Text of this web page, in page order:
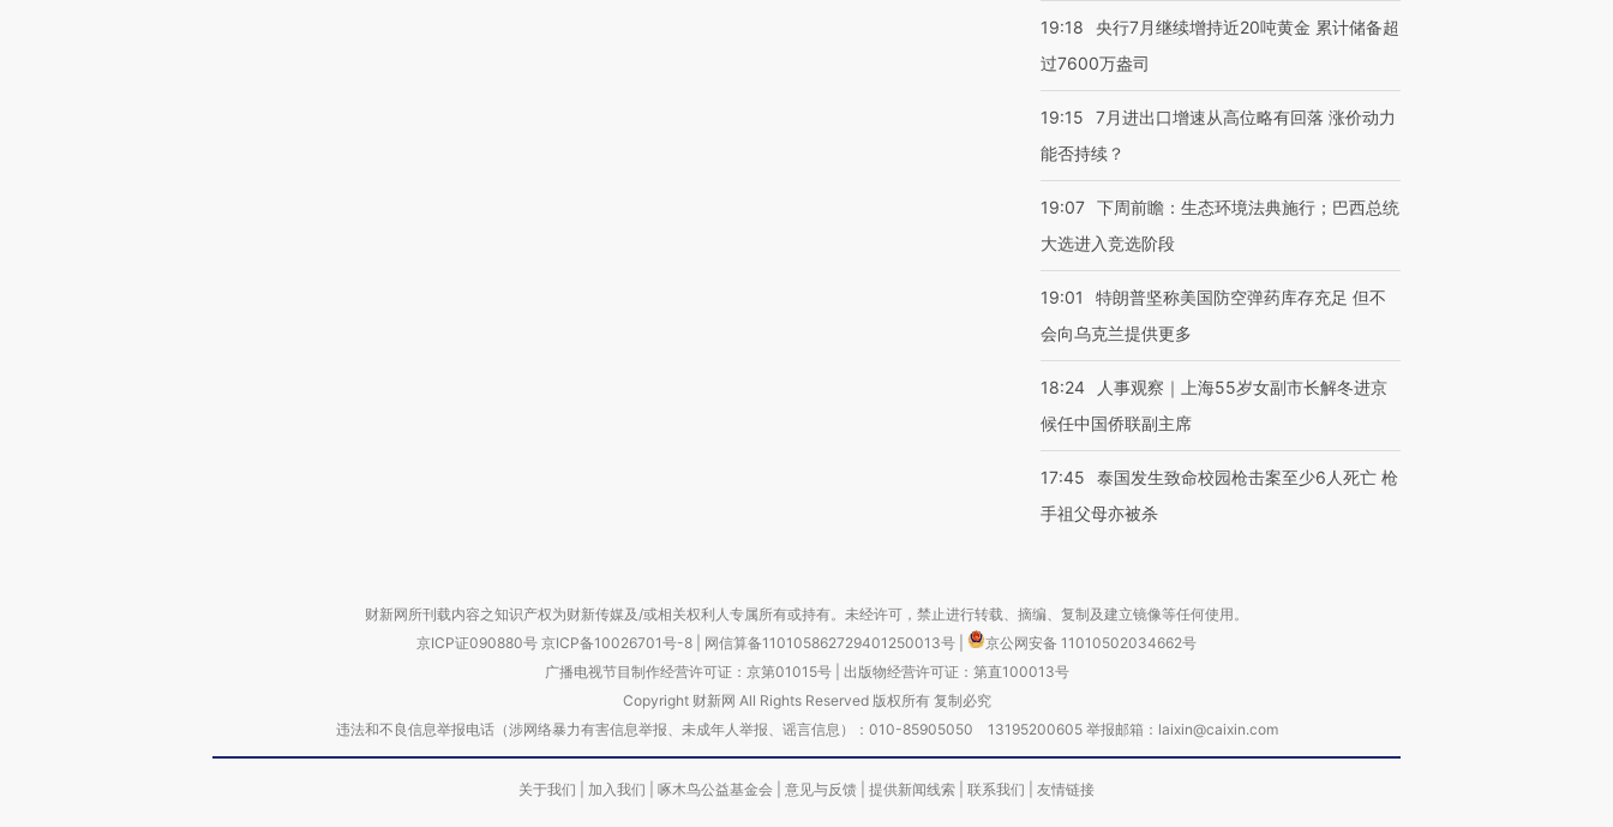
19:18
央行7月继续增持近20吨黄金 累计储备超
过7600万盎司
19:15
7月进出口增速从高位略有回落 涨价动力
能否持续？
19:07 下周前瞻：生态环境法典施行；巴西总统
大选进入竞选阶段
19:01
特朗普坚称美国防空弹药库存充足 但不
会向乌克兰提供更多
18:24
人事观察｜上海55岁女副市长解冬进京
候任中国侨联副主席
17:45
泰国发生致命校园枪击案至少6人死亡 枪
手祖父母亦被杀
财新网所刊载内容之知识产权为财新传媒及/或相关权利人专属所有或持有。未经许可，禁止进行转载、摘编、复制及建立镜像等任何使用。
京ICP证090880号 京ICP备10026701号-8 网信算备110105862729401250013号
京公网安备 11010502034662号
广播电视节目制作经营许可证：京第01015号| 出版物经营许可证：第直100013号
Copyright 财新网 All Rights Reserved 版权所有 复制必究
违法和不良信息举报电话（涉网络暴力有害信息举报、未成年人举报、谣言信息）：010-85905050 13195200605 举报邮箱：laixin@caixin.com
关于我们 加入我们 啄木鸟公益基金会 意见与反馈 提供新闻线索 联系我们 友情链接